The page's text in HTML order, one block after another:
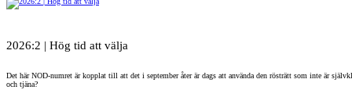
2026:2 | Hög tid att välja
Det här NOD-numret är kopplat till att det i september åter är dags att använda den rösträtt som inte är
och tjäna?